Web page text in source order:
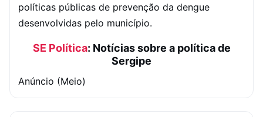
políticas públicas de prevenção da dengue
desenvolvidas pelo município.
SE Política: Notícias sobre a política de
Sergipe
Anúncio (Meio)